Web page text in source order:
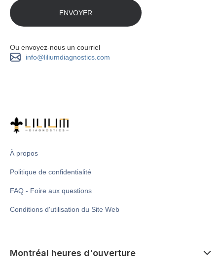
Ou envoyez-nous un courriel
info@liliumdiagnostics.com
À propos
Politique de confidentialité
FAQ - Foire aux questions
Conditions d'utilisation du Site Web
Montréal heures d'ouverture